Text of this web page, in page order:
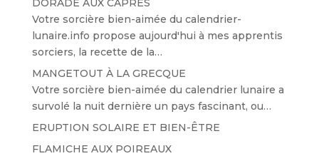
DORADE AUX CÂPRES
Votre sorcière bien-aimée du calendrier-
lunaire.info propose aujourd'hui à mes apprentis
sorciers, la recette de la…
MANGETOUT À LA GRECQUE
Votre sorcière bien-aimée du calendrier lunaire a
survolé la nuit dernière un pays fascinant, ou…
ERUPTION SOLAIRE ET BIEN-ÊTRE
FLAMICHE AUX POIREAUX